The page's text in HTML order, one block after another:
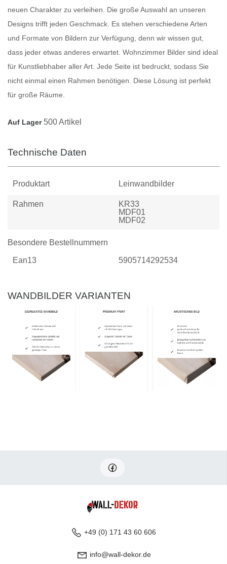
neuen Charakter zu verleihen. Die große Auswahl an unseren
Designs trifft jeden Geschmack. Es stehen verschiedene Arten
und Formate von Bildern zur Verfügung, denn wir wissen gut,
dass jeder etwas anderes erwartet. Wohnzimmer Bilder sind ideal
für Kunstliebhaber aller Art. Jede Seite ist bedruckt, sodass Sie
nicht einmal einen Rahmen benötigen. Diese Lösung ist perfekt
für große Räume.
Auf Lager 500 Artikel
Technische Daten
Produktart Leinwandbilder
Rahmen
KR33
MDF01
MDF02
Besondere Bestellnummern
Ean13 5905714292534
WANDBILDER VARIANTEN
+49 (0) 171 43 60 606
info@wall-dekor.de